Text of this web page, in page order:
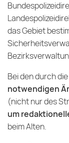
das Gebiet
Bei den durch die
notwendigen
(nicht nur des
um
beim Alten.